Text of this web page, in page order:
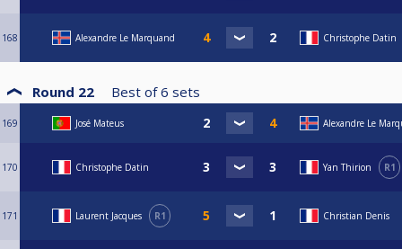
168 Alexandre Le Marquand Christophe Datin
Round 22 Best of6 sets
169 José Mateus Alexandre Le
170 Christophe Datin Yan Thirion R1
171 Laurent Jacques R1 Christian Denis